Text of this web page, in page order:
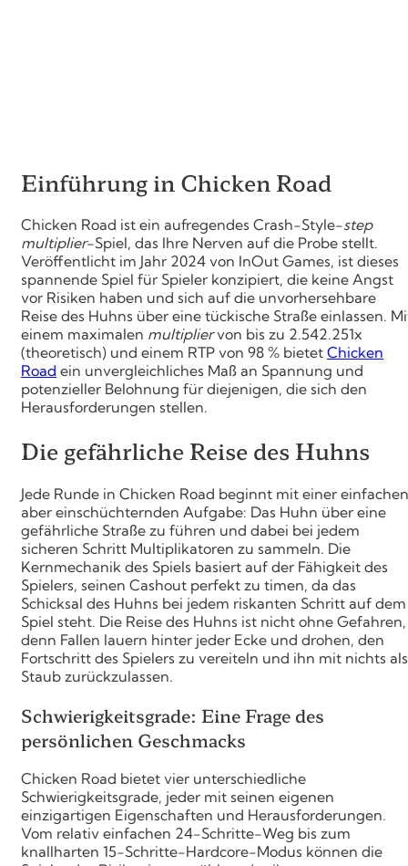
Einführung in Chicken Road
Chicken Road ist ein aufregendes Crash-Style-step
multiplier-Spiel, das Ihre Nerven auf die Probe stellt.
Veröffentlicht im Jahr 2024 von InOut Games, ist dieses
spannende Spiel für Spieler konzipiert, die keine Angst
vor Risiken haben und sich auf die unvorhersehbare
Reise des Huhns über eine tückische Straße einlassen.
einem maximalen multipliervon bis zu 2.542.251x
(theoretisch) und einem RTP von 98 % bietet Chicken
Road ein unvergleichliches Maß an Spannung und
potenzieller Belohnung für diejenigen, die sich den
Herausforderungen stellen.
Die gefährliche Reise des Huhns
Jede Runde in Chicken Road beginnt mit einer
aber einschüchternden Aufgabe: Das Huhn über eine
gefährliche Straße zu führen und dabei bei jedem
sicheren Schritt Multiplikatoren zu sammeln. Die
Kernmechanik des Spiels basiert auf der Fähigkeit des
Spielers, seinen Cashout perfekt zu timen, da das
Schicksal des Huhns bei jedem riskanten Schritt auf dem
Spiel steht. Die Reise des Huhns ist nicht ohne Gefahren,
denn Fallen lauern hinter jeder Ecke und drohen, den
Fortschritt des Spielers zu vereiteln und ihn mit nichts als
Staub zurückzulassen.
Schwierigkeitsgrade: Eine Frage des
persönlichen Geschmacks
Chicken Road bietet vier unterschiedliche
Schwierigkeitsgrade, jeder mit seinen eigenen
einzigartigen Eigenschaften und Herausforderungen.
Vom relativ einfachen 24-Schritte-Weg bis zum
knallharten 15-Schritte-Hardcore-Modus können die